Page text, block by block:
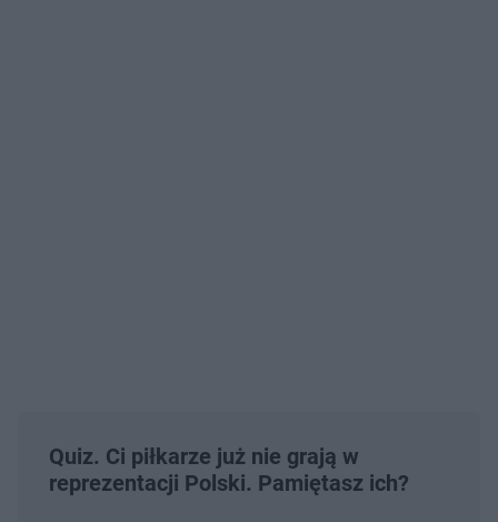
Quiz. Ci piłkarze już nie grają w
reprezentacji Polski. Pamiętasz ich?